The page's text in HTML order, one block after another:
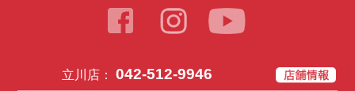
立川店： 042-512-9946